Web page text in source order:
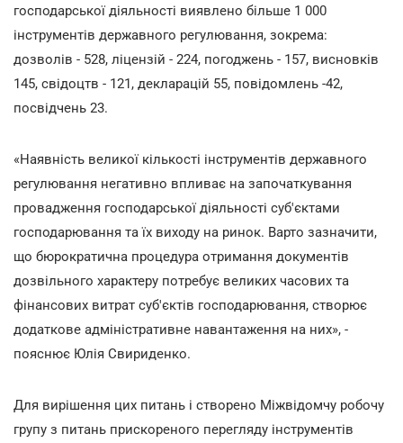
господарської діяльності виявлено більше 1 000
інструментів державного регулювання, зокрема:
дозволів - 528, ліцензій - 224, погоджень - 157, висновків
145, свідоцтв - 121, декларацій 55, повідомлень -42,
посвідчень 23.
«Наявність великої кількості інструментів державного
регулювання негативно впливає на започаткування
провадження господарської діяльності суб'єктами
господарювання та їх виходу на ринок. Варто зазначити,
що бюрократична процедура отримання документів
дозвільного характеру потребує великих часових та
фінансових витрат суб'єктів господарювання, створює
додаткове адміністративне навантаження на них», -
пояснює Юлія Свириденко.
Для вирішення цих питань і створено Міжвідомчу робочу
групу з питань прискореного перегляду інструментів